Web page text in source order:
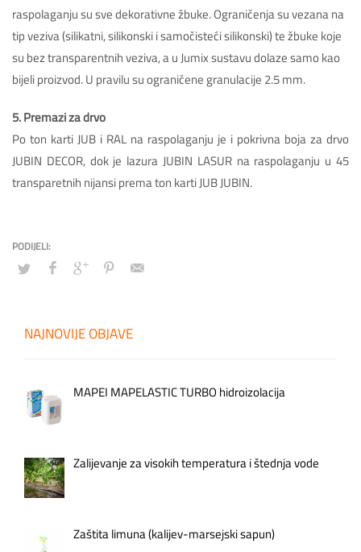
raspolaganju su sve dekorativne žbuke. Ograničenja su vezana na
tip veziva (silikatni, silikonski i samočisteći silikonski) te žbuke koje
su bez transparentnih veziva, a u Jumix sustavu dolaze samo kao
bijeli proizvod. U pravilu su ograničene granulacije 2.5 mm.
5. Premazi za drvo
Po ton karti JUB i RAL na raspolaganju je i pokrivna boja za drvo
JUBIN DECOR, dok je lazura JUBIN LASUR na raspolaganju u 45
transparetnih nijansi prema ton karti JUB JUBIN.
NAJNOVIJE OBJAVE
MAPEI MAPELASTIC TURBO hidroizolacija
Zalijevanje za visokih temperatura i štednja vode
Zaštita limuna (kalijev-marsejski sapun)